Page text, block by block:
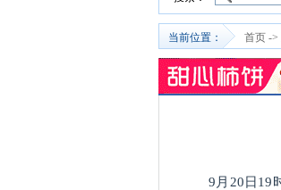
当前位置： 首页 ->
9月20日19